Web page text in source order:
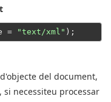
= "text/xml"
del document,
si necessiteu processar